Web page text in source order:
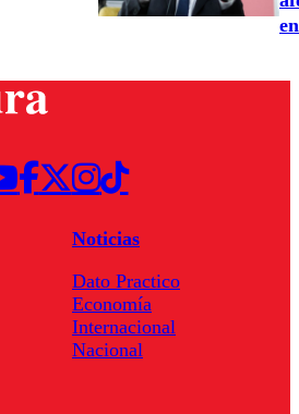
Noticias
Dato Practico
Economía
Internacional
Nacional